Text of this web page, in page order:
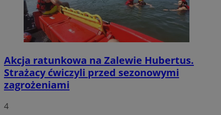
Akcja ratunkowa na Zalewie Hubertus.
Strażacy ćwiczyli przed sezonowymi
zagrożeniami
4